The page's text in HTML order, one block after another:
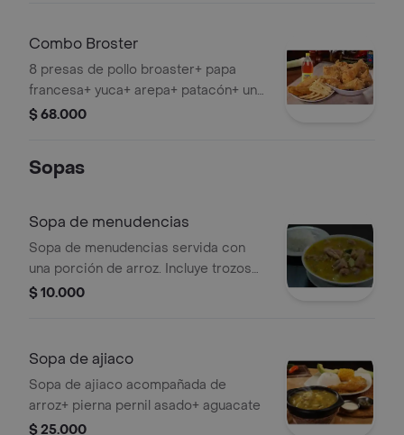
Combo Broster
8 presas de pollo broaster+ papa
francesa+ yuca+ arepa+ patacón+ una
gaseosa 1.5
$ 68.000
Sopas
Sopa de menudencias
Sopa de menudencias servida con
una porción de arroz. Incluye trozos
de menudencias visibles en un caldo
$ 10.000
Sopa de ajiaco
Sopa de ajiaco acompañada de
arroz+ pierna pernil asado+ aguacate
$ 25.000